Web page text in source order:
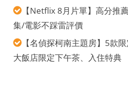
【Netflix 8月片單】高分推
集/電影不踩雷評價
【名偵探柯南主題房】5款
大飯店限定下午茶、入住特典